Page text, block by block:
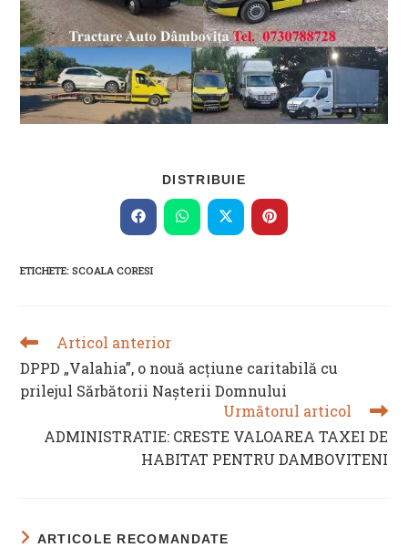
DISTRIBUIE
THIS
CONTENT
Opens
in
window
Opens
in
Opens
in
Opens
in
ETICHETE:SCOALA CORESI
READ
ARTICLES
Articol anterior
DPPD „Valahia”, o nouă acțiune caritabilă cu
prilejul Sărbătorii Nașterii Domnului
Următorul articol
ADMINISTRATIE: CRESTE VALOAREA TAXEI DE
HABITAT PENTRU DAMBOVITENI
ARTICOLE RECOMANDATE